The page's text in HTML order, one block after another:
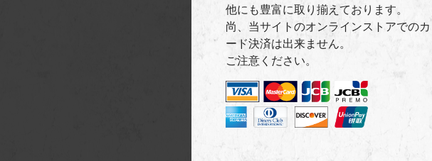
他にも豊富に取り揃えております。
尚、当サイトのオンラインストアでのカ
ード決済は出来ません。
ご注意ください。